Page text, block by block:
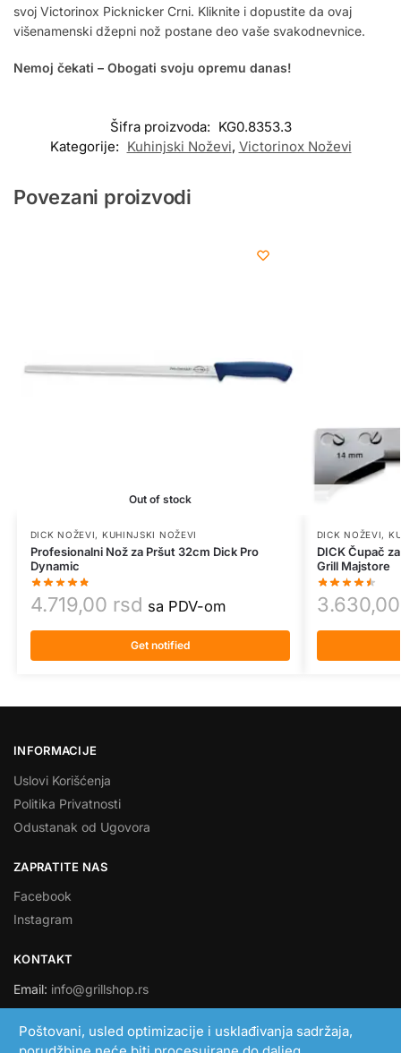
Poštovani, usled optimizacije i usklađivanja sadržaja,
svoj Victorinox Picknicker Crni. Kliknite i dopustite da ovaj
višenamenski džepni nož postane deo vaše svakodnevnice.
Nemoj čekati – Obogati svoju opremu danas!
Šifra proizvoda: KG0.8353.3
Kategorije: Kuhinjski Noževi, Victorinox Noževi
Povezani proizvodi
Out of stock
DICK NOŽEVI, KUHINJSKI NOŽEVI
Profesionalni Nož za Pršut 32cm Dick Pro
Dynamic
4.719,00 rsd sa PDV-om
Get notified
DICK NOŽEVI,
DICK Čupač
Grill Majstore
INFORMACIJE
Uslovi Korišćenja
Politika Privatnosti
Odustanak od Ugovora
ZAPRATITE NAS
Facebook
Instagram
KONTAKT
Email: info@grillshop.rs
SMART LINK DOO